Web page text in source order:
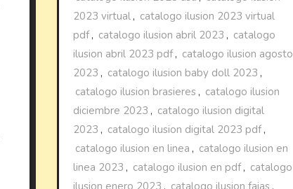
2023 virtual , catalogo ilusion 2023 virtual
pdf, catalogo ilusion abril 2023 , catalogo
ilusion abril 2023 pdf, catalogo ilusion agosto
2023 , catalogo ilusion baby doll 2023 ,
catalogo ilusion brasieres , catalogo ilusion
diciembre 2023 , catalogo ilusion digital
2023 , catalogo ilusion digital 2023 pdf,
catalogo ilusion en linea , catalogo ilusion en
linea 2023 , catalogo ilusion en pdf, catalogo